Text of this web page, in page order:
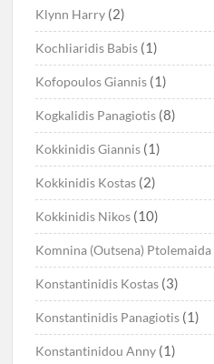
Klynn Harry (2)
Kochliaridis Babis (1)
Kofopoulos Giannis (1)
Kogkalidis Panagiotis (8)
Kokkinidis Giannis (1)
Kokkinidis Kostas (2)
Kokkinidis Nikos (10)
Komnina (Outsena) Ptolemaida
Konstantinidis Kostas (3)
Konstantinidis Panagiotis (1)
Konstantinidou Anny (1)